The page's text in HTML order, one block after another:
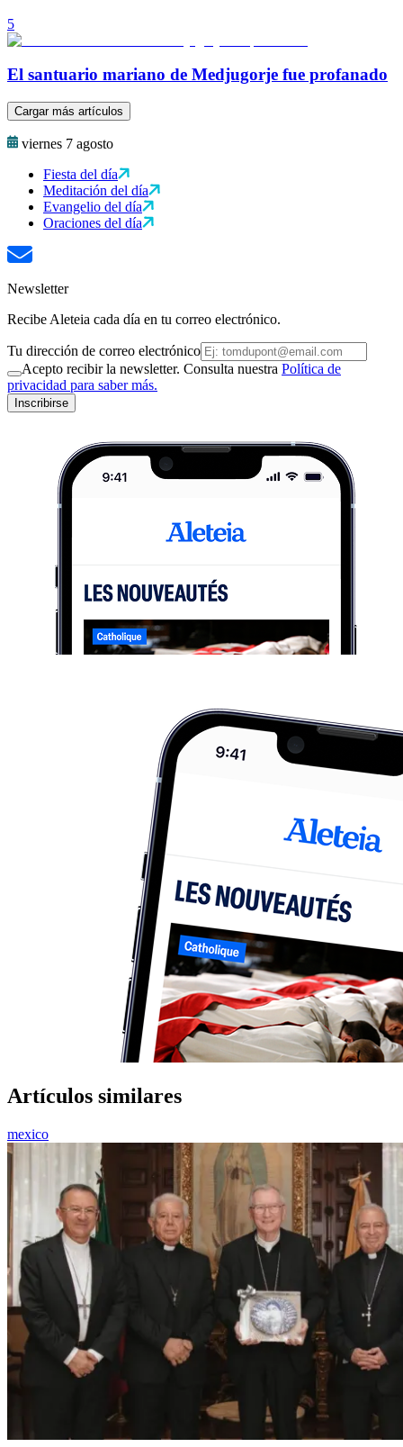
5
El santuario mariano de Medjugorje fue profanado
Cargar más artículos
viernes 7 agosto
Fiesta del día
Meditación del día
Evangelio del día
Oraciones del día
Newsletter
Recibe Aleteia cada día en tu correo electrónico.
Tu dirección de correo electrónico
Acepto recibir la newsletter. Consulta nuestra Política de
privacidad para saber más.
Inscribirse
Artículos similares
mexico